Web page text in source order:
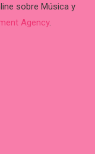
sobre Música y
Agency.